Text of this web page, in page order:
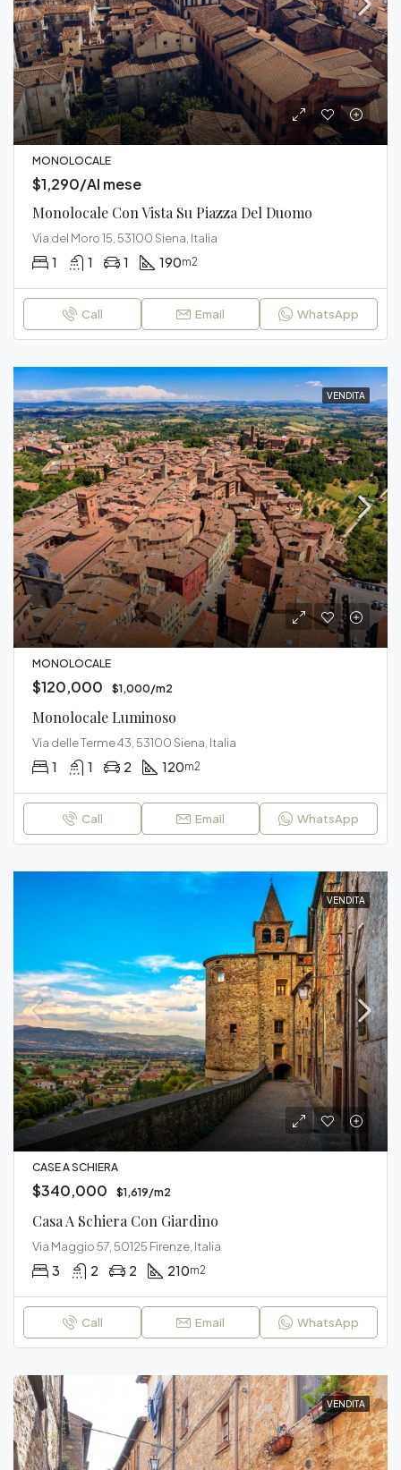
MONOLOCALE
$1,290/Al mese
Monolocale Con Vista Su Piazza Del Duomo
Via del Moro 15, 53100 Siena, Italia
1 1 1 190m2
Call Email WhatsApp
VENDITA
MONOLOCALE
$120,000 $1,000/m2
Monolocale Luminoso
Via delle Terme 43, 53100 Siena, Italia
1 1 2 120m2
Call Email WhatsApp
VENDITA
CASE A SCHIERA
$340,000 $1,619/m2
Casa A Schiera Con Giardino
Via Maggio 57, 50125 Firenze, Italia
3 2 2 210m2
Call Email WhatsApp
VENDITA